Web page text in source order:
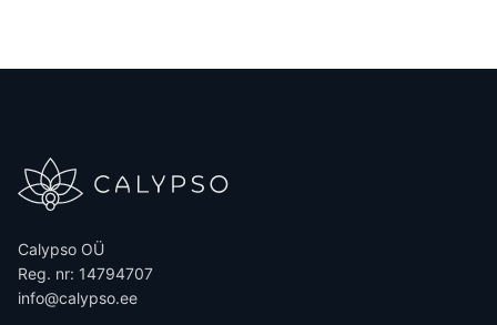
Calypso OÜ
Reg. nr: 14794707
info@calypso.ee